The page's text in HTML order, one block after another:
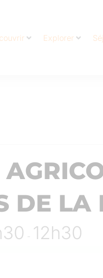
Explorer
DE LA
12h30